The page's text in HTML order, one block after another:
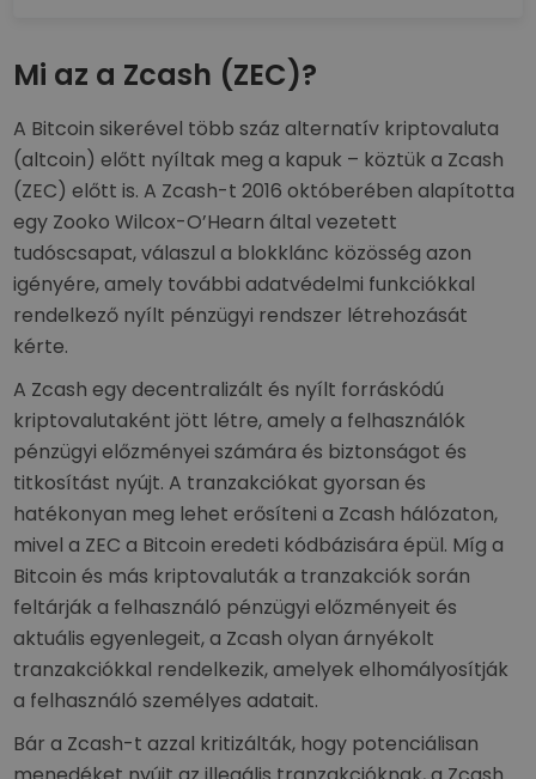
Mi az a Zcash (ZEC)?
A Bitcoin sikerével több száz alternatív kriptovaluta
(altcoin) előtt nyíltak meg a kapuk – köztük a Zcash
(ZEC) előtt is. A Zcash-t 2016 októberében alapította
egy Zooko Wilcox-O’Hearn által vezetett
tudóscsapat, válaszul a blokklánc közösség azon
igényére, amely további adatvédelmi funkciókkal
rendelkező nyílt pénzügyi rendszer létrehozását
kérte.
A Zcash egy decentralizált és nyílt forráskódú
kriptovalutaként jött létre, amely a felhasználók
pénzügyi előzményei számára és biztonságot és
titkosítást nyújt. A tranzakciókat gyorsan és
hatékonyan meg lehet erősíteni a Zcash hálózaton,
mivel a ZEC a Bitcoin eredeti kódbázisára épül. Míg a
Bitcoin és más kriptovaluták a tranzakciók során
feltárják a felhasználó pénzügyi előzményeit és
aktuális egyenlegeit, a Zcash olyan árnyékolt
tranzakciókkal rendelkezik, amelyek elhomályosítják
a felhasználó személyes adatait.
Bár a Zcash-t azzal kritizálták, hogy potenciálisan